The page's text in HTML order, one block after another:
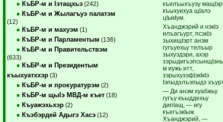
КъБР-м и Iэтащхьэ (242)
КъБР-м и Жылагъуэ палатэм
(12)
КъБР-м и махуэм (1)
КъБР-м и Парламентым (136)
КъБР-м и Правительствэм
(633)
КъБР-м и Президентым
къыхуатххэр (3)
КъБР-м и прокуратурэм (2)
КъБР-м щыIэ МВД-м къет (18)
Къуажэхьхэр (2)
Къэбэрдей Адыгэ Хасэ (12)
къилъыхъуэу
къыхуихуа щIалэ
цIыкIум.
Хъанджэрий и нэкIэ
илъагъурт, псэкIэ
зыхищIэрт анэм
гугъуехьу телъыр
зыхуэдэри, ахэр
м иужь итт,
зэрыхузэфIэкIкIэ
Iэпыдзлъэпыдз
— Ди анэм хуабжьу
гугъу къыддехьу
дипIащ, — игу
къегъэкIыж
Хъанджэрий, —